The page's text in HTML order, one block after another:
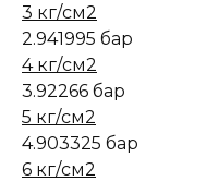
3 кг/см2
2.941995 бар
4 кг/см2
3.92266 бар
5 кг/см2
4.903325 бар
6 кг/см2